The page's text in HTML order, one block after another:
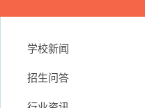
学校新闻
招生问答